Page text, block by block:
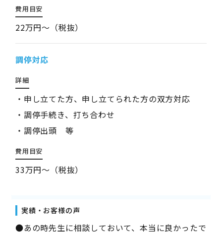
費用目安
22万円～（税抜）
調停対応
詳細
・申し立てた方、申し立てられた方の双方対応
・調停手続き、打ち合わせ
・調停出頭 等
費用目安
33万円～（税抜）
実績・お客様の声
●あの時先生に相談しておいて、本当に良かったで